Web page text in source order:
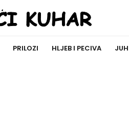
PRILOZI HLJEB I PECIVA